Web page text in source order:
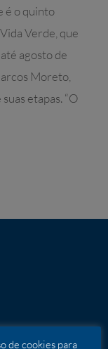
é o quinto
Verde, que
agosto de
Moreto,
etapas. “O
de cookies para